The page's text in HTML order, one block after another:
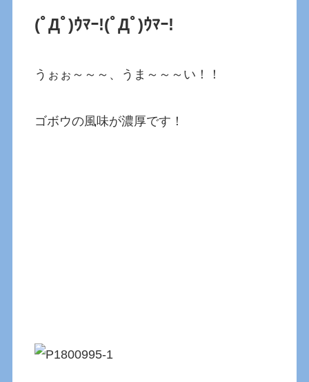
(ﾟДﾟ)ｳﾏｰ!(ﾟДﾟ)ｳﾏｰ!
うぉぉ～～～、うま～～～い！！
ゴボウの風味が濃厚です！